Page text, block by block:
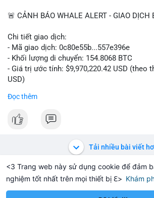
<3 Trang web này sử dụng cookie để đảm
nghiệm tốt nhất trên mọi thiết bị ℇ> Khám
+0.33% Solana SOL $72.72 -
🚨 CẢNH BÁO WHALE ALERT - GIAO DỊCH
Chi tiết giao dịch:
- Mã giao dịch: 0c80e55b...557e396e
- Khối lượng di chuyển: 154.8068 BTC
- Giá trị ước tính: $9,970,220.42 USD (theo
USD)
xác nhận di chuyển trong mempool. Với
tổ chức kiểm soát, không phải lệnh bán
thái thường thấy ở nhóm cá voi tích lũy:
nhỏ lẻ về một ví lạnh tập trung, hoặc tách
tán rủi ro. Nếu dòng tiền hướng lên sàn
ngắn hạn sẽ gia tăng; ngược lại, nếu chảy
nắm giữ dài hạn chiếm ưu thế. Tâm lý thị
Đọc thêm
Tải nhiều bài viết